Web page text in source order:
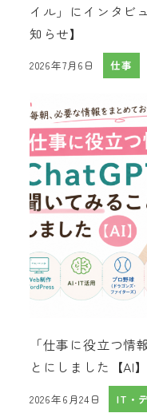
イル」にインタビ
知らせ】
投稿日
2026年7月6日 仕事
「仕事に役立つ情
とにしました【AI】
投稿日
2026年6月24日 IT・